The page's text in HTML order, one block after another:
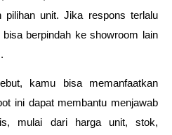
pilihan unit. Jika respons terlalu
berpindah ke showroom lain
ini dapat membantu menjawab
mulai dari harga unit, stok,